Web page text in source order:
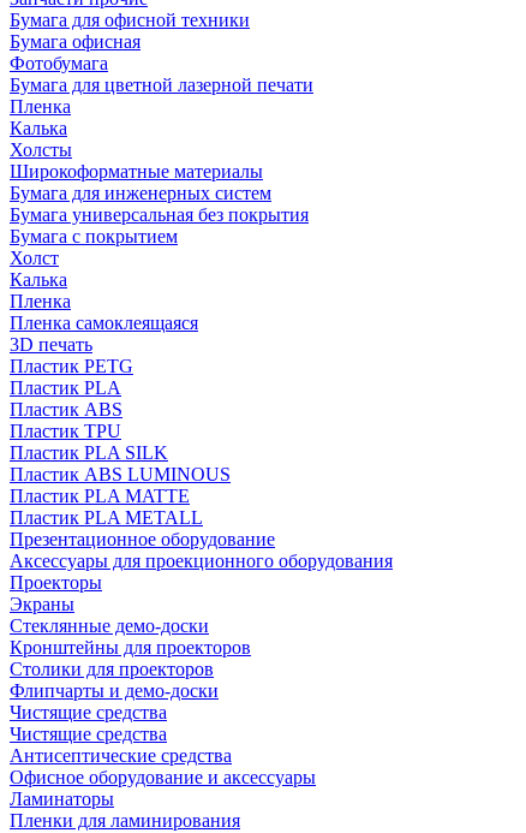
Бумага для офисной техники
Бумага офисная
Фотобумага
Бумага для цветной лазерной печати
Пленка
Калька
Холсты
Широкоформатные материалы
Бумага для инженерных систем
Бумага универсальная без покрытия
Бумага с покрытием
Холст
Калька
Пленка
Пленка самоклеящаяся
3D печать
Пластик PETG
Пластик PLA
Пластик ABS
Пластик TPU
Пластик PLA SILK
Пластик ABS LUMINOUS
Пластик PLA MATTE
Пластик PLA METALL
Презентационное оборудование
Аксессуары для проекционного оборудования
Проекторы
Экраны
Стеклянные демо-доски
Кронштейны для проекторов
Столики для проекторов
Флипчарты и демо-доски
Чистящие средства
Чистящие средства
Антисептические средства
Офисное оборудование и аксессуары
Ламинаторы
Пленки для ламинирования